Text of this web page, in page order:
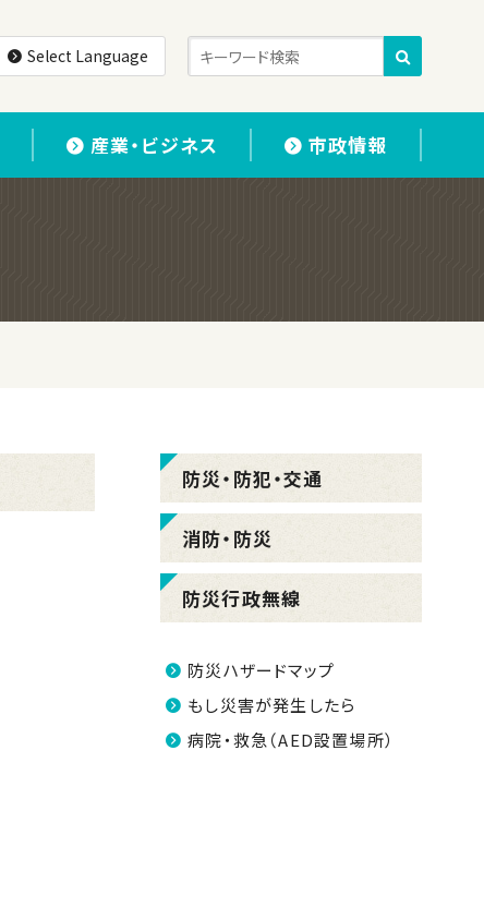
Select Language
産業・ビジネス 市政情報
防災・防犯・交通
消防・防災
防災行政無線
防災ハザードマップ
もし災害が発生したら
病院・救急（AED設置場所）